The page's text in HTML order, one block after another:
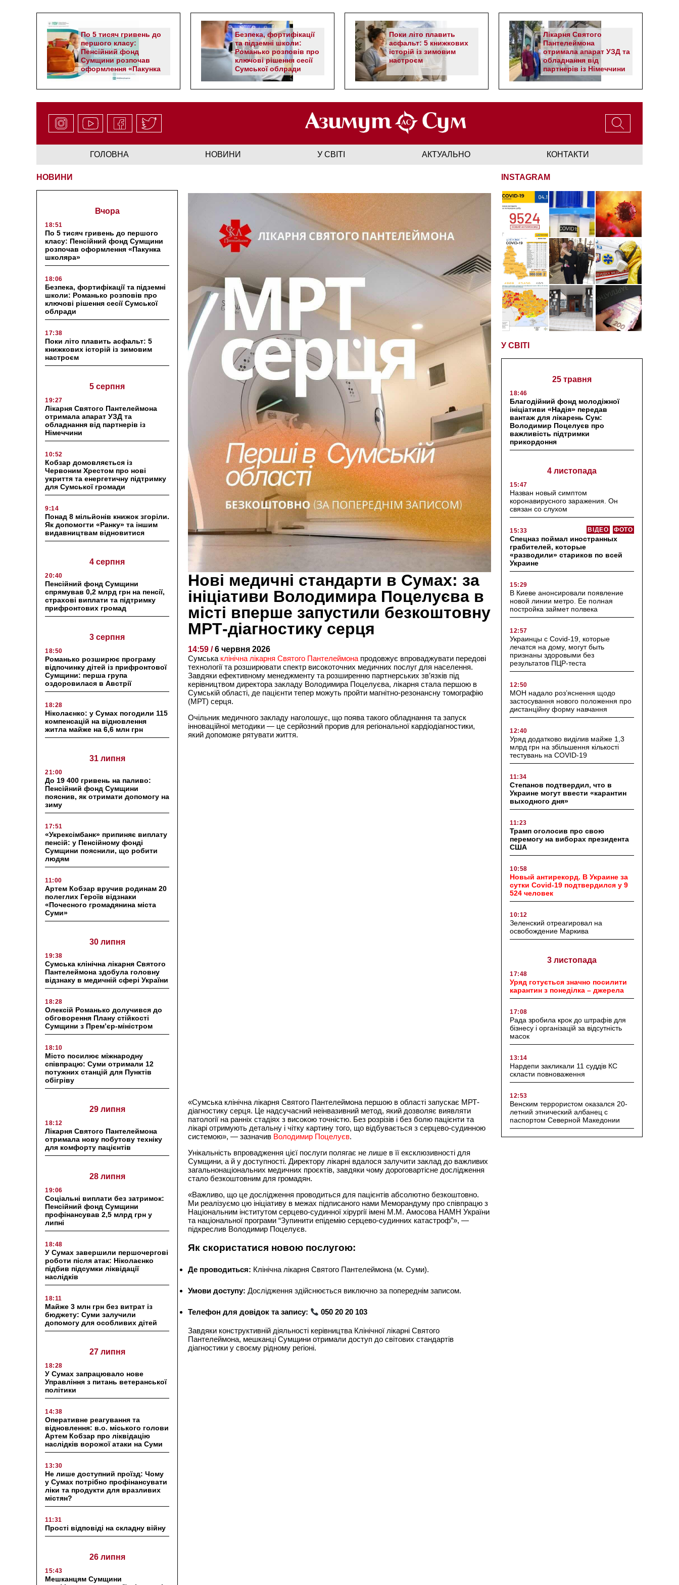
По 5 тисяч гривень до
першого класу:
Пенсійний фонд
Сумщини розпочав
оформлення «Пакунка
школяра»
Безпека, фортифікації
та підземні школи:
Романько розповів про
ключові рішення сесії
Сумської облради
Поки літо плавить
асфальт: 5 книжкових
історій із зимовим
настроєм
Лікарня Святого
Пантелеймона
отримала апарат УЗД та
обладнання від
партнерів із Німеччини
ГОЛОВНА НОВИНИ У СВІТІ АКТУАЛЬНО КОНТАКТИ
НОВИНИ
Вчора
18:51
По 5 тисяч гривень до першого
класу: Пенсійний фонд Сумщини
розпочав оформлення «Пакунка
школяра»
18:06
Безпека, фортифікації та підземні
школи: Романько розповів про
ключові рішення сесії Сумської
облради
17:38
Поки літо плавить асфальт: 5
книжкових історій із зимовим
настроєм
5 серпня
19:27
Лікарня Святого Пантелеймона
отримала апарат УЗД та
обладнання від партнерів із
Німеччини
10:52
Кобзар домовляється із
Червоним Хрестом про нові
укриття та енергетичну підтримку
для Сумської громади
9:14
Понад 8 мільйонів книжок згоріли.
Як допомогти «Ранку» та іншим
видавництвам відновитися
4 серпня
20:40
Пенсійний фонд Сумщини
спрямував 0,2 млрд грн на пенсії,
страхові виплати та підтримку
прифронтових громад
3 серпня
18:50
Романько розширює програму
відпочинку дітей із прифронтової
Сумщини: перша група
оздоровилася в Австрії
18:28
Ніколаєнко: у Сумах погодили 115
компенсацій на відновлення
житла майже на 6,6 млн грн
31 липня
21:00
До 19 400 гривень на паливо:
Пенсійний фонд Сумщини
пояснив, як отримати допомогу на
зиму
17:51
«Укрексімбанк» припиняє виплату
пенсій: у Пенсійному фонді
Сумщини пояснили, що робити
людям
11:00
Артем Кобзар вручив родинам 20
полеглих Героїв відзнаки
«Почесного громадянина міста
Суми»
30 липня
19:38
Сумська клінічна лікарня Святого
Пантелеймона здобула головну
відзнаку в медичній сфері України
18:28
Олексій Романько долучився до
обговорення Плану стійкості
Сумщини з Прем’єр-міністром
18:10
Місто посилює міжнародну
співпрацю: Суми отримали 12
потужних станцій для Пунктів
обігріву
29 липня
18:12
Лікарня Святого Пантелеймона
отримала нову побутову техніку
для комфорту пацієнтів
28 липня
19:06
Соціальні виплати без затримок:
Пенсійний фонд Сумщини
профінансував 2,5 млрд грн у
липні
18:48
У Сумах завершили першочергові
роботи після атак: Ніколаєнко
підбив підсумки ліквідації
наслідків
18:11
Майже 3 млн грн без витрат із
бюджету: Суми залучили
допомогу для особливих дітей
27 липня
18:28
У Сумах запрацювало нове
Управління з питань ветеранської
політики
14:38
Оперативне реагування та
відновлення: в.о. міського голови
Артем Кобзар про ліквідацію
наслідків ворожої атаки на Суми
13:30
Не лише доступний проїзд: Чому
у Сумах потрібно профінансувати
ліки та продукти для вразливих
містян?
11:31
Прості відповіді на складну війну
26 липня
15:43
Мешканцям Сумщини
Нові медичні стандарти в Сумах: за
ініціативи Володимира Поцелуєва в
місті вперше запустили безкоштовну
МРТ-діагностику серця
14:59 /6 червня 2026
Сумська клінічна лікарня Святого Пантелеймона продовжує впроваджувати передові
технології та розширювати спектр високоточних медичних послуг для населення.
Завдяки ефективному менеджменту та розширенню партнерських зв’язків під
керівництвом директора закладу Володимира Поцелуєва, лікарня стала першою в
Сумській області, де пацієнти тепер можуть пройти магнітно-резонансну томографію
(МРТ) серця.
Очільник медичного закладу наголошує, що поява такого обладнання та запуск
інноваційної методики — це серйозний прорив для регіональної кардіодіагностики,
який допоможе рятувати життя.
«Сумська клінічна лікарня Святого Пантелеймона першою в області запускає МРТ-
діагностику серця. Це надсучасний неінвазивний метод, який дозволяє виявляти
патології на ранніх стадіях з високою точністю. Без розрізів і без болю пацієнти та
лікарі отримують детальну і чітку картину того, що відбувається з серцево-судинною
системою», — зазначив Володимир Поцелуєв.
Унікальність впровадження цієї послуги полягає не лише в її ексклюзивності для
Сумщини, а й у доступності. Директору лікарні вдалося залучити заклад до важливих
загальнонаціональних медичних проєктів, завдяки чому дороговартісне дослідження
стало безкоштовним для громадян.
«Важливо, що це дослідження проводиться для пацієнтів абсолютно безкоштовно.
Ми реалізуємо цю ініціативу в межах підписаного нами Меморандуму про співпрацю з
Національним інститутом серцево-судинної хірургії імені М.М. Амосова НАМН України
та національної програми “Зупинити епідемію серцево-судинних катастроф”», —
підкреслив Володимир Поцелуєв.
Як скористатися новою послугою:
Де проводиться: Клінічна лікарня Святого Пантелеймона (м. Суми).
Умови доступу: Дослідження здійснюється виключно за попереднім записом.
Телефон для довідок та запису: 050 20 20 103
Завдяки конструктивній діяльності керівництва Клінічної лікарні Святого
Пантелеймона, мешканці Сумщини отримали доступ до світових стандартів
діагностики у своєму рідному регіоні.
INSTAGRAM
У СВІТІ
25 травня
18:46
Благодійний фонд молодіжної
ініціативи «Надія» передав
вантаж для лікарень Сум:
Володимир Поцелуєв про
важливість підтримки
прикордоння
4 листопада
15:47
Назван новый симптом
коронавирусного заражения. Он
связан со слухом
15:33 ФОТО
ВІДЕО
Спецназ поймал иностранных
грабителей, которые
«разводили» стариков по всей
Украине
15:29
В Киеве анонсировали появление
новой линии метро. Ее полная
постройка займет полвека
12:57
Украинцы с Covid-19, которые
лечатся на дому, могут быть
признаны здоровыми без
результатов ПЦР-теста
12:50
МОН надало роз’яснення щодо
застосування нового положення про
дистанційну форму навчання
12:40
Уряд додатково виділив майже 1,3
млрд грн на збільшення кількості
тестувань на COVID-19
11:34
Степанов подтвердил, что в
Украине могут ввести «карантин
выходного дня»
11:23
Трамп оголосив про свою
перемогу на виборах президента
США
10:58
Новый антирекорд. В Украине за
сутки Covid-19 подтвердился у 9
524 человек
10:12
Зеленский отреагировал на
освобождение Маркива
3 листопада
17:48
Уряд готується значно посилити
карантин з понеділка – джерела
17:08
Рада зробила крок до штрафів для
бізнесу і організацій за відсутність
масок
13:14
Нардепи закликали 11 суддів КС
скласти повноваження
12:53
Венским террористом оказался 20-
летний этнический албанец с
паспортом Северной Македонии